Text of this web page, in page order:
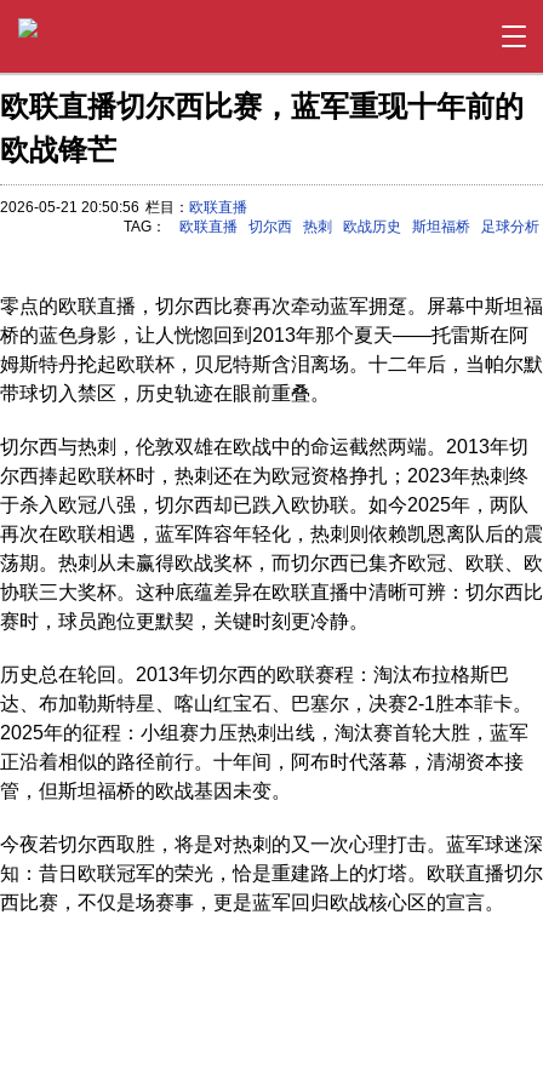
欧联直播切尔西比赛，蓝军重现十年前的
欧战锋芒
2026-05-21 20:50:56 栏目： 欧联直播
TAG：
欧联直播 切尔西 热刺 欧战历史 斯坦福桥 足球分析
零点的欧联直播，切尔西比赛再次牵动蓝军拥趸。屏幕中斯坦福
桥的蓝色身影，让人恍惚回到2013年那个夏天——托雷斯在阿
姆斯特丹抡起欧联杯，贝尼特斯含泪离场。十二年后，当帕尔默
带球切入禁区，历史轨迹在眼前重叠。
切尔西与热刺，伦敦双雄在欧战中的命运截然两端。2013年切
尔西捧起欧联杯时，热刺还在为欧冠资格挣扎；2023年热刺终
于杀入欧冠八强，切尔西却已跌入欧协联。如今2025年，两队
再次在欧联相遇，蓝军阵容年轻化，热刺则依赖凯恩离队后的震
荡期。热刺从未赢得欧战奖杯，而切尔西已集齐欧冠、欧联、欧
协联三大奖杯。这种底蕴差异在欧联直播中清晰可辨：切尔西比
赛时，球员跑位更默契，关键时刻更冷静。
历史总在轮回。2013年切尔西的欧联赛程：淘汰布拉格斯巴
达、布加勒斯特星、喀山红宝石、巴塞尔，决赛2-1胜本菲卡。
2025年的征程：小组赛力压热刺出线，淘汰赛首轮大胜，蓝军
正沿着相似的路径前行。十年间，阿布时代落幕，清湖资本接
管，但斯坦福桥的欧战基因未变。
今夜若切尔西取胜，将是对热刺的又一次心理打击。蓝军球迷深
知：昔日欧联冠军的荣光，恰是重建路上的灯塔。欧联直播切尔
西比赛，不仅是场赛事，更是蓝军回归欧战核心区的宣言。